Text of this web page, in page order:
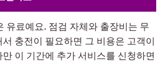
유료예요. 점검 자체와 출장비는 무
충전이 필요하면 그 비용은 고객이
이 기간에 추가 서비스를 신청하면